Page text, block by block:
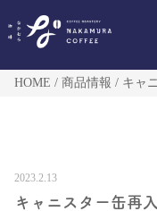
HOME 商品情報 キャ
2023.2.13
キャニスター缶再